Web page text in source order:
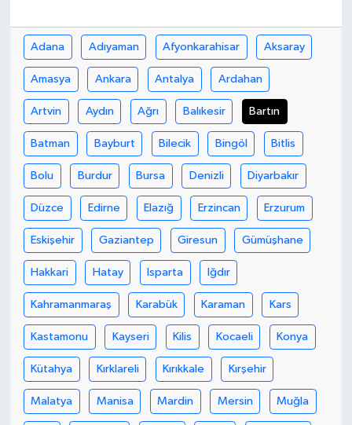
Adana Adıyaman Afyonkarahisar Aksaray
Amasya Ankara Antalya Ardahan
Artvin Aydın Ağrı Balıkesir Bartın
Batman Bayburt Bilecik Bingöl Bitlis
Bolu Burdur Bursa Denizli Diyarbakır
Düzce Edirne Elazığ Erzincan Erzurum
Eskişehir Gaziantep Giresun Gümüşhane
Hakkari Hatay Isparta Iğdır
Kahramanmaraş Karabük Karaman Kars
Kastamonu Kayseri Kilis Kocaeli Konya
Kütahya Kırklareli Kırıkkale Kırşehir
Malatya Manisa Mardin Mersin Muğla